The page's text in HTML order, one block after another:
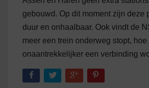
gebouwd. Op dit moment zijn deze
duur en onhaalbaar. Ook vindt de
meer een trein onderweg stopt, hoe
onaantrekkelijker een verbinding